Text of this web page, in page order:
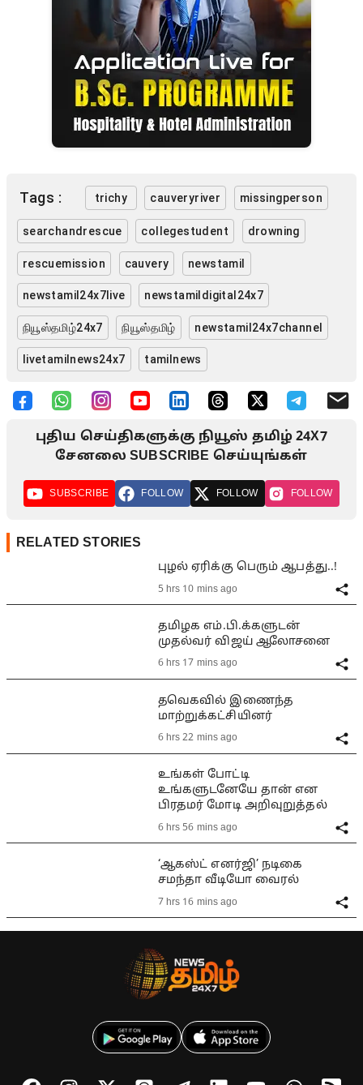
Tags : trichy cauveryriver missingperson
searchandrescue collegestudent drowning
rescuemission cauvery newstamil
newstamil24x7live newstamildigital24x7
நியூஸ்தமிழ்24x7 நியூஸ்தமிழ் newstamil24x7channel
livetamilnews24x7 tamilnews
புதிய செய்திகளுக்கு நியூஸ் தமிழ் 24X7
சேனலை SUBSCRIBE செய்யுங்கள்
SUBSCRIBE FOLLOW FOLLOW FOLLOW
RELATED STORIES
புழல் ஏரிக்கு பெரும் ஆபத்து..!
5 hrs 10 mins ago
தமிழக எம்.பி.க்களுடன்
முதல்வர் விஜய் ஆலோசனை
6 hrs 17 mins ago
தவெகவில் இணைந்த
மாற்றுக்கட்சியினர்
6 hrs 22 mins ago
உங்கள் போட்டி
உங்களுடனேயே தான் என
பிரதமர் மோடி அறிவுறுத்தல்
6 hrs 56 mins ago
‘ஆகஸ்ட் எனர்ஜி’ நடிகை
சமந்தா வீடியோ வைரல்
7 hrs 16 mins ago